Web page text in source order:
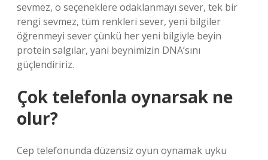
sevmez, o seçeneklere odaklanmayı sever, tek bir
rengi sevmez, tüm renkleri sever, yeni bilgiler
öğrenmeyi sever çünkü her yeni bilgiyle beyin
protein salgılar, yani beynimizin DNA’sını
güçlendiririz.
Çok telefonla oynarsak ne
olur?
Cep telefonunda düzensiz oyun oynamak uyku